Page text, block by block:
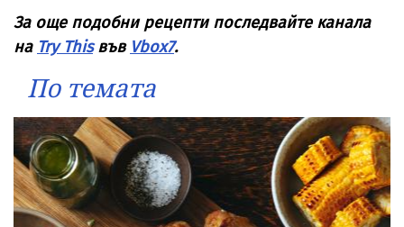
За още подобни рецепти последвайте канала
на Try Thisвъв Vbox7.
По темата